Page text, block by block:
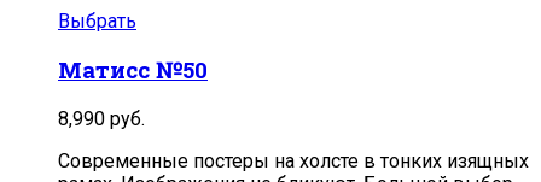
Выбрать
Матисс №50
8,990 руб.
Современные постеры на холсте в тонких изящных